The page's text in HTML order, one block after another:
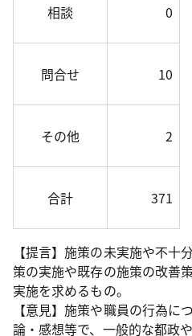
相談 0
問合せ 10
その他 2
合計 371
【提言】施策の未実施や不十
策の実施や既存の施策の改善
実施を求めるもの。
【意見】施策や職員の行為に
論・感想等で、一般的な都政